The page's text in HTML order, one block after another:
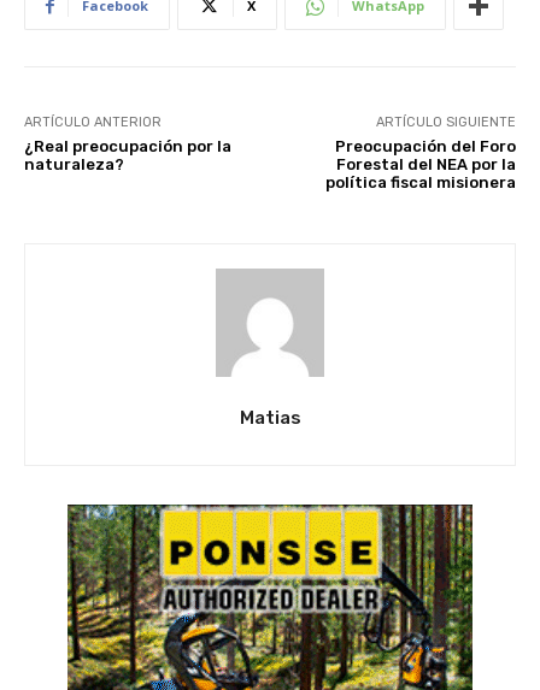
Facebook X WhatsApp
ARTÍCULO ANTERIOR
¿Real preocupación por la
naturaleza?
ARTÍCULO SIGUIENTE
Preocupación del Foro
Forestal del NEA por la
política fiscal misionera
Matias